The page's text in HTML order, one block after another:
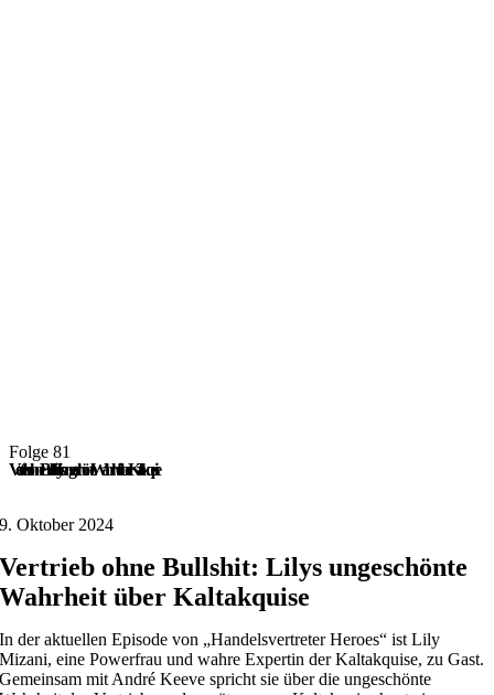
Folge 81
Vertrieb ohne Bullshit: Lilys ungeschönte Wahrheit über Kaltakquise
9. Oktober 2024
Vertrieb ohne Bullshit: Lilys ungeschönte
Wahrheit über Kaltakquise
In der aktuellen Episode von „Handelsvertreter Heroes“ ist Lily
Mizani, eine Powerfrau und wahre Expertin der Kaltakquise, zu Gast.
Gemeinsam mit André Keeve spricht sie über die ungeschönte